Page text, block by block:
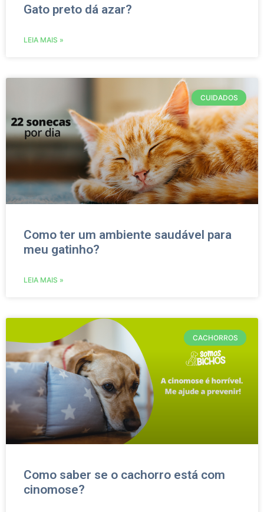
Gato preto dá azar?
LEIA MAIS »
CUIDADOS
Como ter um ambiente saudável para
meu gatinho?
LEIA MAIS »
CACHORROS
Como saber se o cachorro está com
cinomose?